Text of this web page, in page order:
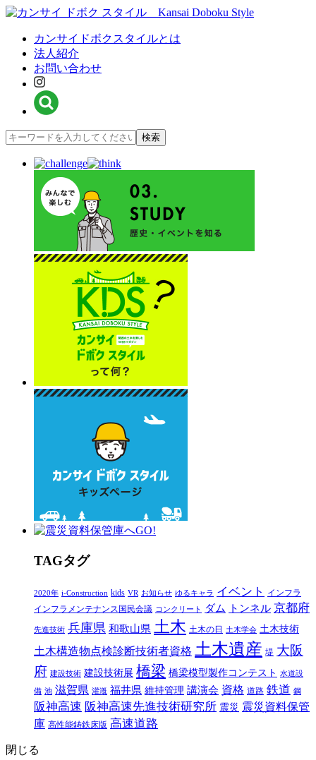
カンサイドボクスタイルとは
法人紹介
お問い合わせ
TAGタグ
2020年 i-Construction kids VR お知らせ ゆるキャラ イベント
インフラ
インフラメンテナンス国民会議 コンクリート ダム トンネル 京都府
先進技術 兵庫県 和歌山県 土木 土木の日 土木学会 土木技術
土木構造物点検診断技術者資格 土木遺産 堤 大阪
府 建設技術 建設技術展 橋梁 橋梁模型製作コンテスト 水道設
備 池 滋賀県 灌漑 福井県 維持管理 講演会 資格 道路 鉄道 鋼
阪神高速 阪神高速先進技術研究所 震災 震災資料保管
庫 高性能鋳鉄床版 高速道路
閉じる